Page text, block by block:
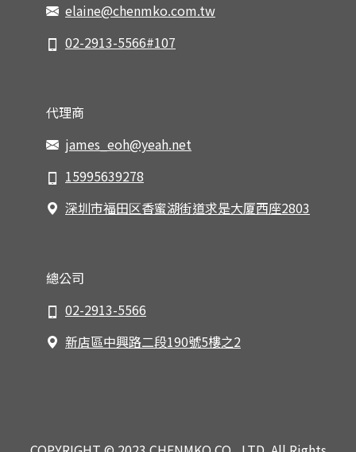
elaine@chenmko.com.tw
02-2913-5566#107
代理商
james_eoh@yeah.net
15995639278
深圳市福田区香蜜湖街道求是大厦西座2803
總公司
02-2913-5566
新店區中興路二段190號5樓之2